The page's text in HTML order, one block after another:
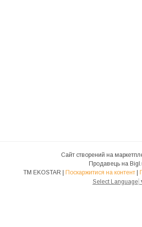
Сайт створений на
Продавець на
Поскаржитися на контент
Select Language